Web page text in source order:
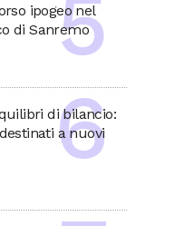
ipogeo nel
di Sanremo
di bilancio:
a nuovi